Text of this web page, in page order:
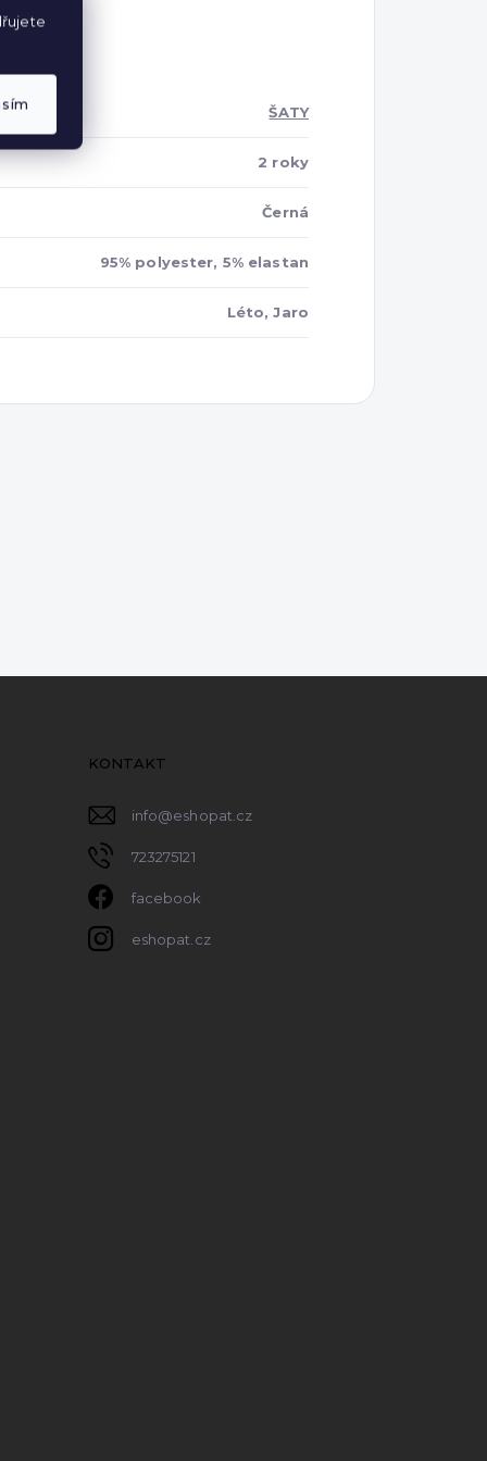
ŠATY
2 roky
Černá
95% polyester, 5% elastan
Léto, Jaro
KONTAKT
info@eshopat.cz
723275121
facebook
eshopat.cz